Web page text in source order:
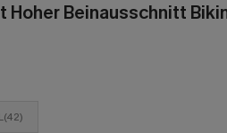
Hoher Beinausschnitt
L(42)